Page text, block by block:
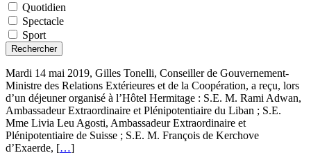
Quotidien
Spectacle
Sport
Rechercher
Mardi 14 mai 2019, Gilles Tonelli, Conseiller de Gouvernement-
Ministre des Relations Extérieures et de la Coopération, a reçu, lors
d’un déjeuner organisé à l’Hôtel Hermitage : S.E. M. Rami Adwan,
Ambassadeur Extraordinaire et Plénipotentiaire du Liban ; S.E.
Mme Livia Leu Agosti, Ambassadeur Extraordinaire et
Plénipotentiaire de Suisse ; S.E. M. François de Kerchove
d’Exaerde, […]